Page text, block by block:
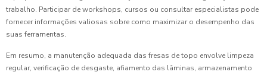
trabalho. Participar de workshops, cursos ou consultar especialistas pode
fornecer informações valiosas sobre como maximizar o desempenho das
suas ferramentas.
Em resumo, a manutenção adequada das fresas de topo envolve limpeza
regular, verificação de desgaste, afiamento das lâminas, armazenamento